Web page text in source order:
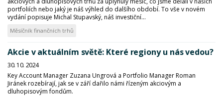
portfoliích nebo jaký je náš výhled do dalšího období. To vše v novém
vydání popisuje Michal Stupavský, náš investiční...
Měsíčník finančních trhů
Akcie v aktuálním světě: Které regiony u nás vedou?
30. 10. 2024
Key Account Manager Zuzana Ungrová a Portfolio Manager Roman
Jiránek rozebírají, jak se v září dařilo námi řízeným akciovým a
dluhopisovým fondům.